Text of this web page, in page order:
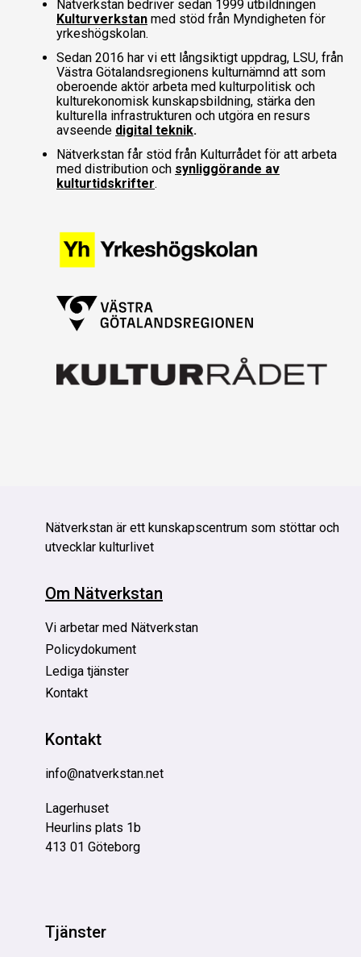
Nätverkstan bedriver sedan 1999 utbildningen
Kulturverkstan med stöd från Myndigheten för
yrkeshögskolan.
Sedan 2016 har vi ett långsiktigt uppdrag, LSU, från
Västra Götalandsregionens kulturnämnd att som
oberoende aktör arbeta med kulturpolitisk och
kulturekonomisk kunskapsbildning, stärka den
kulturella infrastrukturen och utgöra en resurs
avseende digital teknik.
Nätverkstan får stöd från Kulturrådet för att arbeta
med distribution och synliggörande av
kulturtidskrifter.
Nätverkstan är ett kunskapscentrum som stöttar och
utvecklar kulturlivet
Om Nätverkstan
Vi arbetar med Nätverkstan
Policydokument
Lediga tjänster
Kontakt
Kontakt
info@natverkstan.net
Lagerhuset
Heurlins plats 1b
413 01 Göteborg
Tjänster